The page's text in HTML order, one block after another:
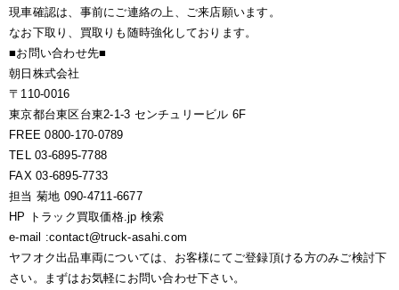
現車確認は、事前にご連絡の上、ご来店願います。
なお下取り、買取りも随時強化しております。
■お問い合わせ先■
朝日株式会社
〒110-0016
東京都台東区台東2-1-3 センチュリービル 6F
FREE 0800-170-0789
TEL 03-6895-7788
FAX 03-6895-7733
担当 菊地 090-4711-6677
HP トラック買取価格.jp 検索
e-mail :contact@truck-asahi.com
ヤフオク出品車両については、お客様にてご登録頂ける方のみご検討下
さい。まずはお気軽にお問い合わせ下さい。